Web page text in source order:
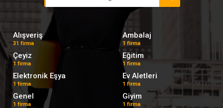
Alışveriş
31 firma
Ambalaj
1 firma
Çeyiz
1 firma
Eğitim
1 firma
Elektronik Eşya
1 firma
Ev Aletleri
1 firma
Genel
1 firma
Giyim
1 firma